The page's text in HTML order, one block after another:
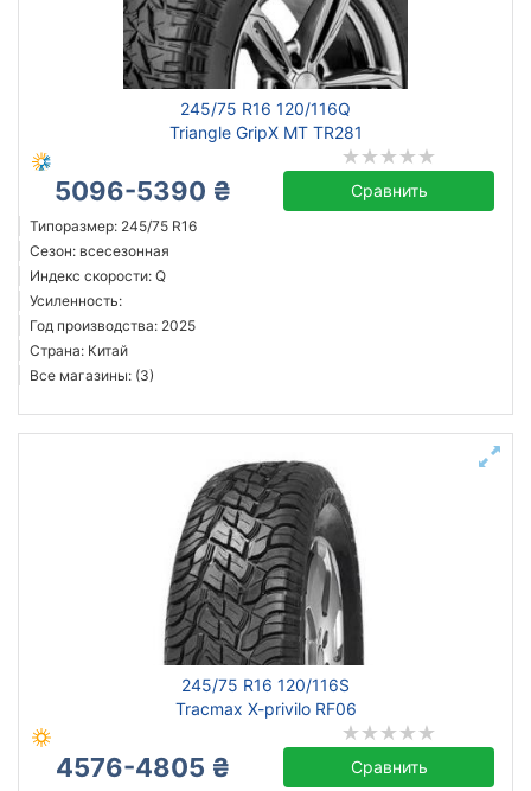
245/75 R16 120/116Q
Triangle GripX MT TR281
5096-5390 ₴ Сравнить
Типоразмер: 245/75 R16
Сезон: всесезонная
Индекс скорости: Q
Усиленность:
Год производства: 2025
Страна: Китай
Все магазины: (3)
245/75 R16 120/116S
Tracmax X-privilo RF06
4576-4805 ₴ Сравнить